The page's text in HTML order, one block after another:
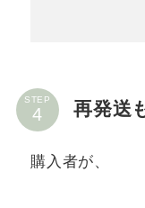
STEP 再発送
購入者が、